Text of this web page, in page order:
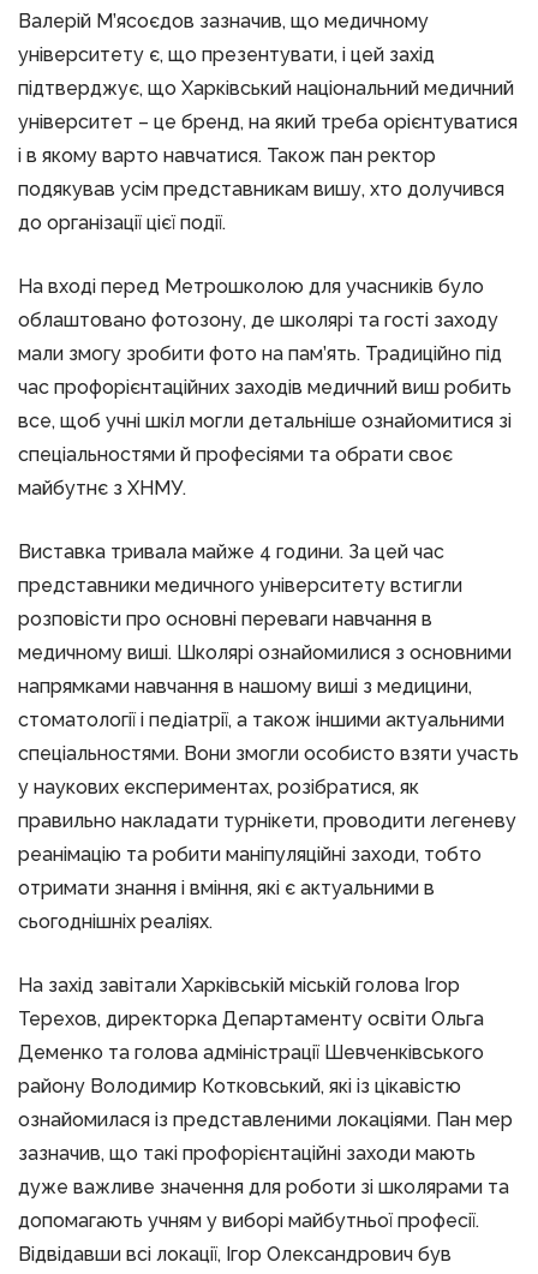
Валерій М’ясоєдов зазначив, що медичному
університету є, що презентувати, і цей захід
підтверджує, що Харківський національний медичний
університет – це бренд, на який треба орієнтуватися
і в якому варто навчатися. Також пан ректор
подякував усім представникам вишу, хто долучився
до організації цієї події.
На вході перед Метрошколою для учасників було
облаштовано фотозону, де школярі та гості заходу
мали змогу зробити фото на пам’ять. Традиційно під
час профорієнтаційних заходів медичний виш робить
все, щоб учні шкіл могли детальніше ознайомитися зі
спеціальностями й професіями та обрати своє
майбутнє з ХНМУ.
Виставка тривала майже 4 години. За цей час
представники медичного університету встигли
розповісти про основні переваги навчання в
медичному виші. Школярі ознайомилися з основними
напрямками навчання в нашому виші з медицини,
стоматології і педіатрії, а також іншими актуальними
спеціальностями. Вони змогли особисто взяти участь
у наукових експериментах, розібратися, як
правильно накладати турнікети, проводити легеневу
реанімацію та робити маніпуляційні заходи, тобто
отримати знання і вміння, які є актуальними в
сьогоднішніх реаліях.
На захід завітали Харківській міській голова Ігор
Терехов, директорка Департаменту освіти Ольга
Деменко та голова адміністрації Шевченківського
району Володимир Котковський, які із цікавістю
ознайомилася із представленими локаціями. Пан мер
зазначив, що такі профорієнтаційні заходи мають
дуже важливе значення для роботи зі школярами та
допомагають учням у виборі майбутньої професії.
Відвідавши всі локації, Ігор Олександрович був